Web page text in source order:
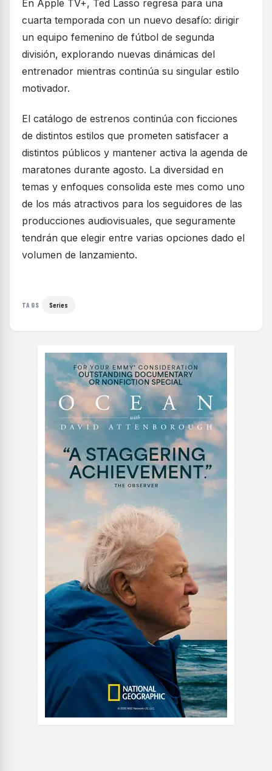
En Apple TV+, Ted Lasso regresa para una
cuarta temporada con un nuevo desafío: dirigir
un equipo femenino de fútbol de segunda
división, explorando nuevas dinámicas del
entrenador mientras continúa su singular estilo
motivador.
El catálogo de estrenos continúa con ficciones
de distintos estilos que prometen satisfacer a
distintos públicos y mantener activa la agenda de
maratones durante agosto. La diversidad en
temas y enfoques consolida este mes como uno
de los más atractivos para los seguidores de las
producciones audiovisuales, que seguramente
tendrán que elegir entre varias opciones dado el
volumen de lanzamiento.
TAGS Series